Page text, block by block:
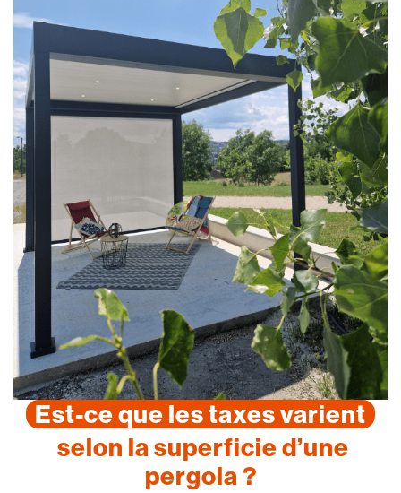
Est-ce que les taxes varient
selon la superficie d’une
pergola ?